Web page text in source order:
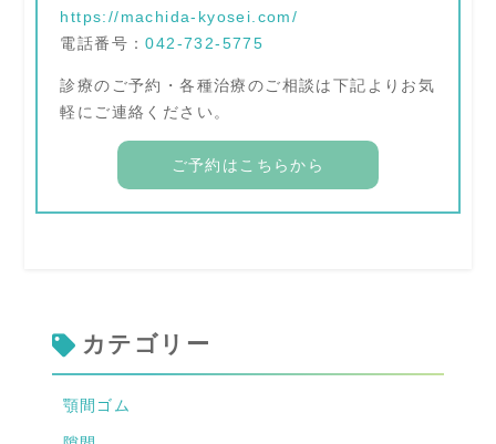
https://machida-kyosei.com/
電話番号：042-732-5775
診療のご予約・各種治療のご相談は下記よりお気
軽にご連絡ください。
ご予約はこちらから
カテゴリー
顎間ゴム